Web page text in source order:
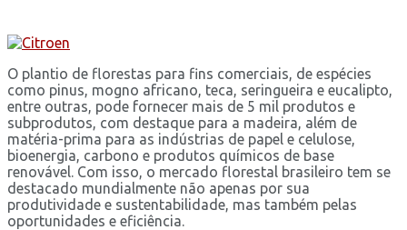
O plantio de florestas para fins comerciais, de espécies
como pinus, mogno africano, teca, seringueira e eucalipto,
entre outras, pode fornecer mais de 5 mil produtos e
subprodutos, com destaque para a madeira, além de
matéria-prima para as indústrias de papel e celulose,
bioenergia, carbono e produtos químicos de base
renovável. Com isso, o mercado florestal brasileiro tem se
destacado mundialmente não apenas por sua
produtividade e sustentabilidade, mas também pelas
oportunidades e eficiência.